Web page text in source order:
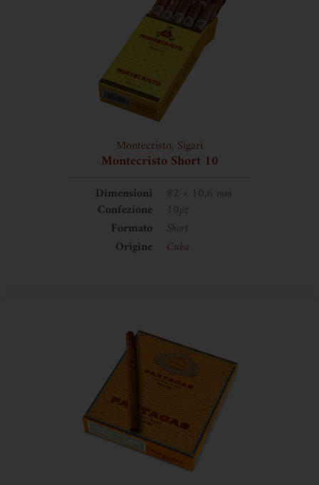
Montecristo, Sigari
Montecristo Short 10
Dimensioni
82 × 10,6 mm
Confezione
10pz
Formato
Short
Origine
Cuba